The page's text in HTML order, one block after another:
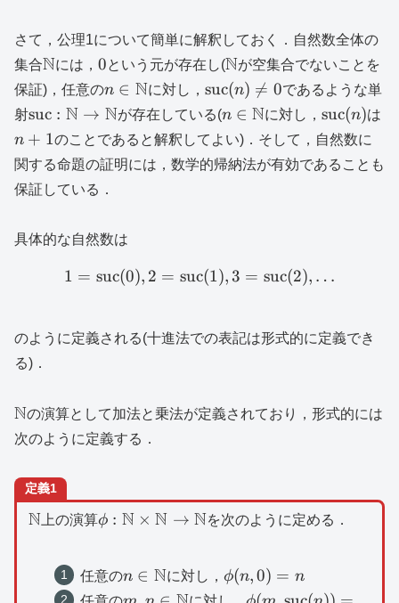
さて，公理1について簡単に解釈しておく．自然数全体の
集合\mathbb{N}
Nには， 0
0という元が存在し(\mathbb{N}
Nが空集合でないことを
保証)，任意のn\in
\mathbb{N}
n ∈ Nに対し， \mathrm{suc}
(n)\neq 0
suc(n) 
= 0であるような単
射\mathrm{suc}:\mathbb{N}\to
\mathbb{N}
suc : N → Nが存在している(n\in
\mathbb{N}
n ∈ Nに対し，
(n)
suc(n)は
n + 1のことであると解釈してよい)．そして，自然数に
関する命題の証明には，数学的帰納法が有効であることも
保証している．
具体的な自然数は
1 = suc(0), 2 = suc(1),3 = suc(2), …
のように定義される(十進法での表記は形式的に定義でき
る)．
\mathbb{N}
Nの演算として加法と乗法が定義されており，形式的には
次のように定義する．
定義1
\mathbb{N}
N上の演算\phi
\mathbb{N}
ϕ : N × N → Nを次のように定める．
任意のn\in
\mathbb{N}
n ∈ Nに対し， \phi
(n,0)=n
ϕ(n,0) = n